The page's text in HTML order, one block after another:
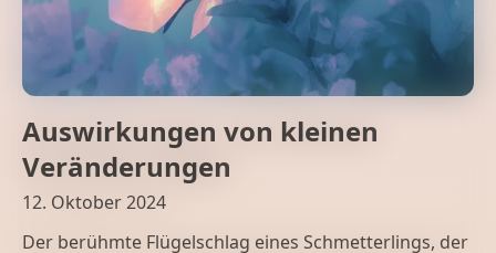
Auswirkungen von kleinen
Veränderungen
12. Oktober 2024
Der berühmte Flügelschlag eines Schmetterlings, der